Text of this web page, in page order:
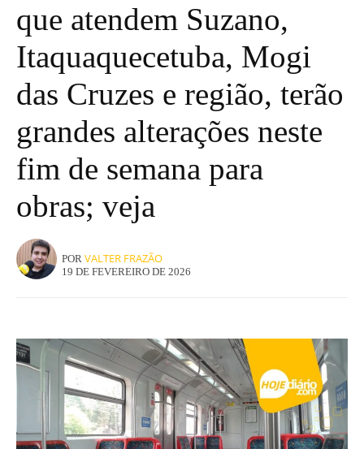
que atendem Suzano,
Itaquaquecetuba, Mogi
das Cruzes e região, terão
grandes alterações neste
fim de semana para
obras; veja
POR VALTER FRAZÃO
19 DE FEVEREIRO DE 2026